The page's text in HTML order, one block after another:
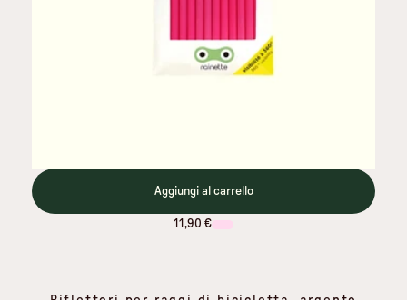
Aggiungi al carrello
11,90 €